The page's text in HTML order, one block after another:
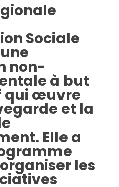
Sociale
non-
à but
qui œuvre
et la
Elle a
les